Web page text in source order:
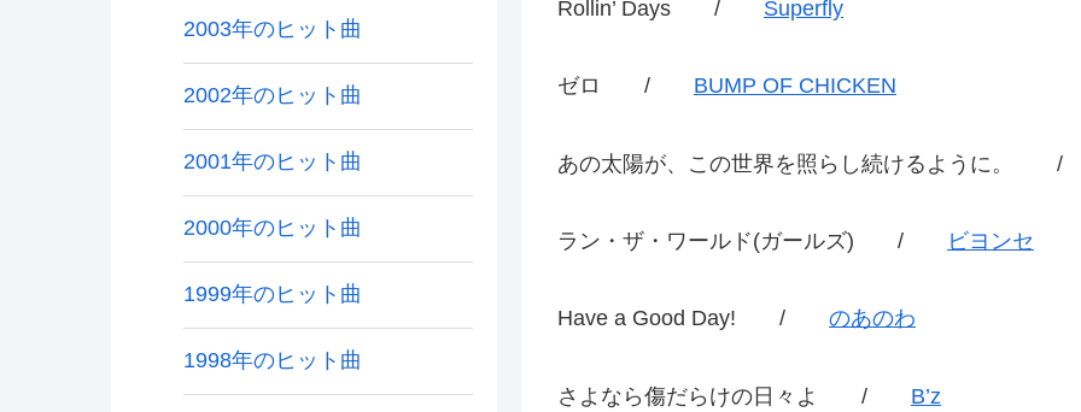
Rollin’ Days / Superfly
ゼロ / BUMP OF CHICKEN
あの太陽が、この世界を照らし続けるように
ラン・ザ・ワールド(ガールズ) / ビヨンセ
Have a Good Day! / のあのわ
さよなら傷だらけの日々よ / B’z
2003年のヒット曲
2002年のヒット曲
2001年のヒット曲
2000年のヒット曲
1999年のヒット曲
1998年のヒット曲